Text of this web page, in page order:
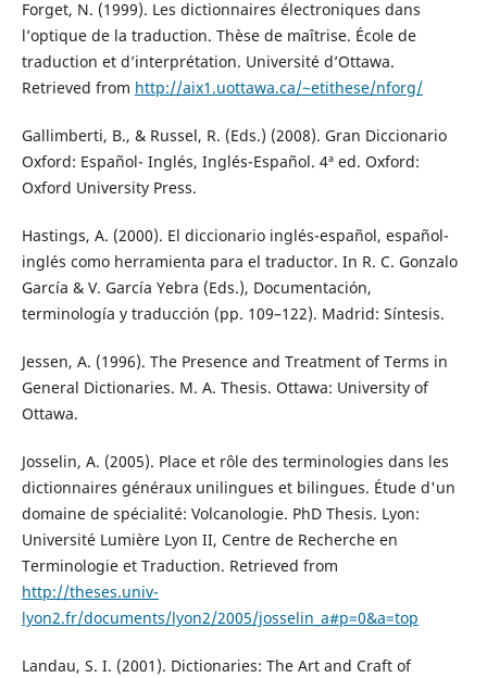
Forget, N. (1999). Les dictionnaires électroniques dans
l’optique de la traduction. Thèse de maîtrise. École de
traduction et d’interprétation. Université d’Ottawa.
Retrieved from http://aix1.uottawa.ca/~etithese/nforg/
Gallimberti, B., & Russel, R. (Eds.) (2008). Gran Diccionario
Oxford: Español- Inglés, Inglés-Español. 4ª ed. Oxford:
Oxford University Press.
Hastings, A. (2000). El diccionario inglés-español, español-
inglés como herramienta para el traductor. In R. C. Gonzalo
García & V. García Yebra (Eds.), Documentación,
terminología y traducción (pp. 109–122). Madrid: Síntesis.
Jessen, A. (1996). The Presence and Treatment of Terms in
General Dictionaries. M. A. Thesis. Ottawa: University of
Ottawa.
Josselin, A. (2005). Place et rôle des terminologies dans les
dictionnaires généraux unilingues et bilingues. Étude d'un
domaine de spécialité: Volcanologie. PhD Thesis. Lyon:
Université Lumière Lyon II, Centre de Recherche en
Terminologie et Traduction. Retrieved from
http://theses.univ-
lyon2.fr/documents/lyon2/2005/josselin_a#p=0&a=top
Landau, S. I. (2001). Dictionaries: The Art and Craft of